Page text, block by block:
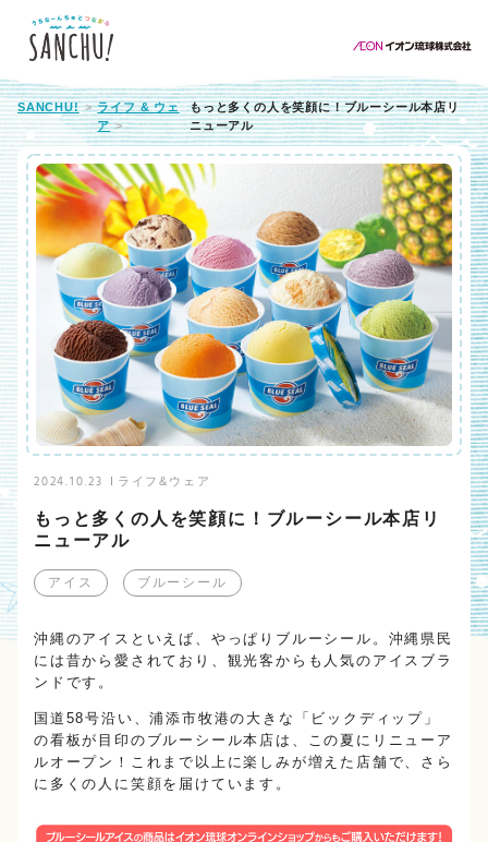
SANCHU!
ライフ & ウェ
ア
もっと多くの人を笑顔に！ブルーシール本店リ
ニューアル
2024.10.23 ライフ&ウェア
もっと多くの人を笑顔に！ブルーシール本店リ
ニューアル
アイス ブルーシール
沖縄のアイスといえば、やっぱりブルーシール。沖縄県民
には昔から愛されており、観光客からも人気のアイスブラ
ンドです。
国道58号沿い、浦添市牧港の大きな「ビックディップ」
の看板が目印のブルーシール本店は、この夏にリニューア
ルオープン！これまで以上に楽しみが増えた店舗で、さら
に多くの人に笑顔を届けています。